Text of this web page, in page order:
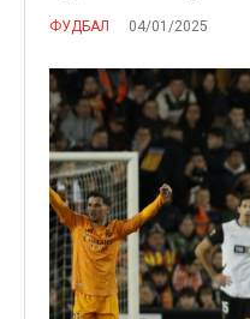
ФУДБАЛ 04/01/2025